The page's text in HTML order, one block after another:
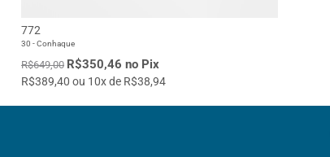
772
30 - Conhaque
R$649,00 R$350,46 no Pix
R$389,40 ou 10x de R$38,94